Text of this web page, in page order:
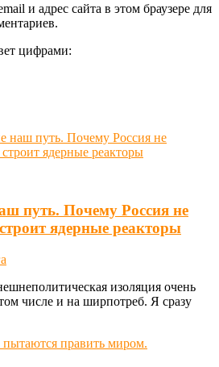
и адрес сайта в этом браузере для
цифрами:
путь. Почему Россия не
ядерные реакторы
изоляция очень
числе и на ширпотреб. Я сразу